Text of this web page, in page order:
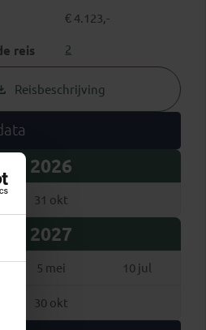
€ 4.123,-
reis 2
Reisbeschrijving
2026
31 okt
2027
5 mei 10 jul
30 okt